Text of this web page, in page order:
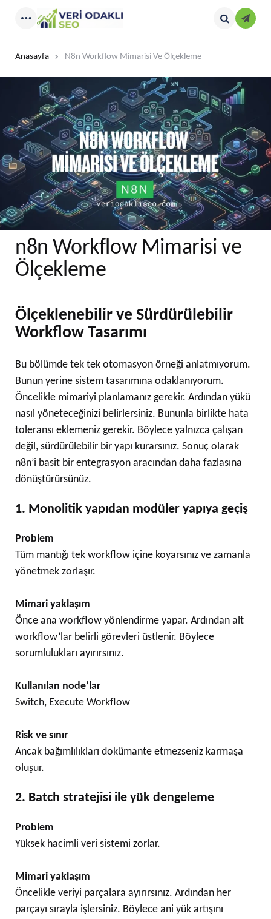
Kayıt
Anasayfa N8n Workflow Mimarisi Ve Ölçekleme
n8n Workflow Mimarisi ve
Ölçekleme
Ölçeklenebilir ve Sürdürülebilir
Workflow Tasarımı
Bu bölümde tek tek otomasyon örneği anlatmıyorum.
Bunun yerine sistem tasarımına odaklanıyorum.
Öncelikle mimariyi planlamanız gerekir. Ardından yükü
nasıl yöneteceğinizi belirlersiniz. Bununla birlikte hata
toleransı eklemeniz gerekir. Böylece yalnızca çalışan
değil, sürdürülebilir bir yapı kurarsınız. Sonuç olarak
n8n’i basit bir entegrasyon aracından daha fazlasına
dönüştürürsünüz.
1. Monolitik yapıdan modüler yapıya geçiş
Problem
Tüm mantığı tek workflow içine koyarsınız ve zamanla
yönetmek zorlaşır.
Mimari yaklaşım
Önce ana workflow yönlendirme yapar. Ardından alt
workflow’lar belirli görevleri üstlenir. Böylece
sorumlulukları ayırırsınız.
Kullanılan node’lar
Switch, Execute Workflow
Risk ve sınır
Ancak bağımlılıkları dokümante etmezseniz karmaşa
oluşur.
2. Batch stratejisi ile yük dengeleme
Problem
Yüksek hacimli veri sistemi zorlar.
Mimari yaklaşım
Öncelikle veriyi parçalara ayırırsınız. Ardından her
parçayı sırayla işlersiniz. Böylece ani yük artışını